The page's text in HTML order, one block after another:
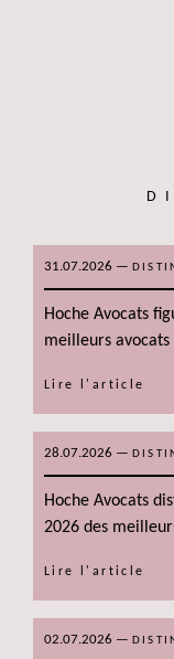
31.07.2026 —
Hoche Avocats
meilleurs avocats
Lire l'article
28.07.2026 —
Hoche Avocats
2026 des
Lire l'article
02.07.2026 —